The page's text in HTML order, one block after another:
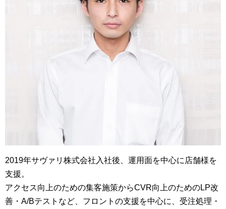
2019年サヴァリ株式会社入社後、運用面を中心に店舗様を
支援。
アクセス向上のための集客施策からCVR向上のためのLP改
善・A/Bテストなど、フロントの支援を中心に、受注処理・